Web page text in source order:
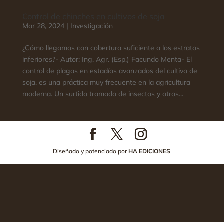
Mar 28, 2024| Investigación
¿Cómo llegamos con cobertura suficiente a los estratos
inferiores?- Autor: Ing. Agr. (Esp.) Facundo Menta- El
control de plagas en estadíos avanzados del cultivo de
soja, es una práctica muy frecuente en la agricultura
moderna. Un surtido tramado de insectos y otros...
Diseñado y potenciado por HA EDICIONES